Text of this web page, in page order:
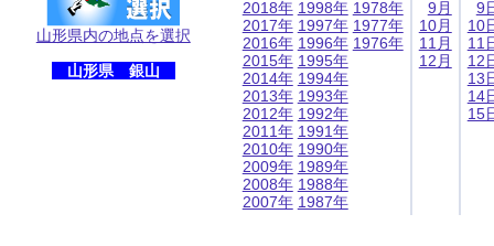
山形県内の地点を選択
山形県 銀山
2018年
2017年
2016年
2015年
2014年
2013年
2012年
2011年
2010年
2009年
2008年
2007年
1998年
1997年
1996年
1995年
1994年
1993年
1992年
1991年
1990年
1989年
1988年
1987年
1978年
1977年
1976年
9月
10月
11月
12月
9
10
11
12
13
14
15